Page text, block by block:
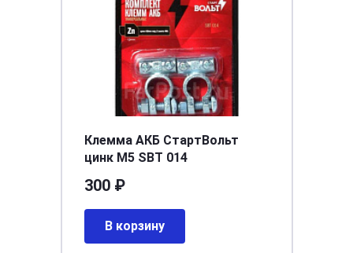
Клемма АКБ СтартВольт
цинк М5 SBT 014
300 ₽
В корзину